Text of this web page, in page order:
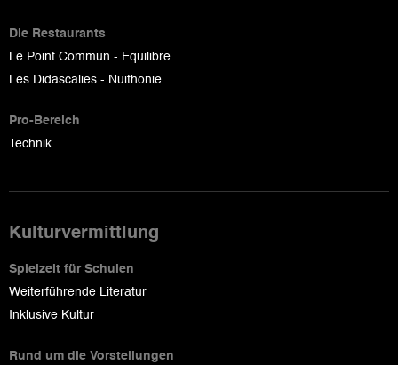
Die Restaurants
Le Point Commun - Equilibre
Les Didascalies - Nuithonie
Pro-Bereich
Technik
Kulturvermittlung
Spielzeit für Schulen
Weiterführende Literatur
Inklusive Kultur
Rund um die Vorstellungen